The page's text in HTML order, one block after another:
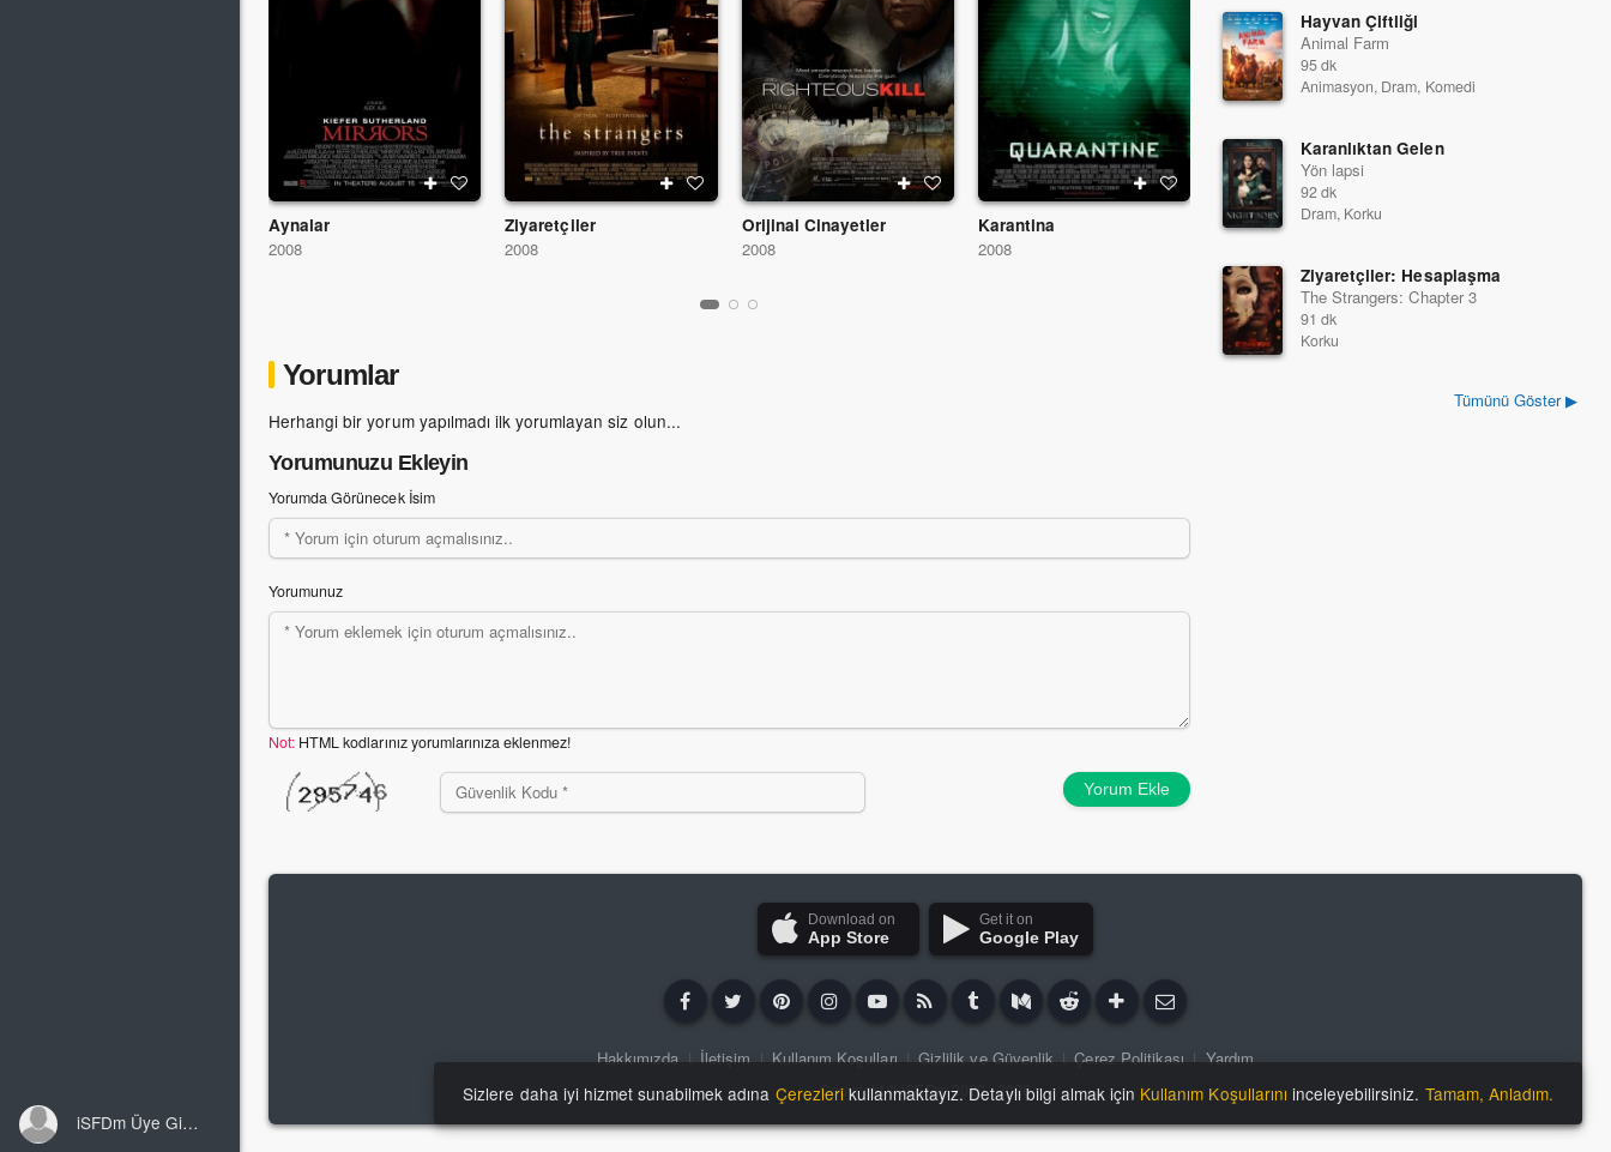
iSFDm Üye Girişi
Aynalar
2008
Ziyaretçiler
2008
Orijinal Cinayetler
2008
Karantina
2008
Testere V
Yorumlar
Herhangi bir yorum yapılmadı ilk yorumlayan siz olun...
Yorumunuzu Ekleyin
Yorumda Görünecek İsim
Yorumunuz
Not: HTML kodlarınız yorumlarınıza eklenmez!
Yorum Ekle
Hayvan Çiftliği
Animal Farm
95 dk
Animasyon, Dram, Komedi
Karanlıktan Gelen
Yön lapsi
92 dk
Dram, Korku
Ziyaretçiler: Hesaplaşma
The Strangers: Chapter 3
91 dk
Korku
Tümünü Göster ▶
Download on
App Store
Get it on
Google Play
Hakkımızda | İletişim | Kullanım Koşulları | Gizlilik ve Güvenlik | Çerez Politikası | Yardım
Copyright ©iSFDm2020 - 2026
Sizlere daha iyi hizmet sunabilmek adına Çerezlerikullanmaktayız. Detaylı bilgi almak için Kullanım Koşullarını inceleyebilirsiniz. Tamam, Anladım.